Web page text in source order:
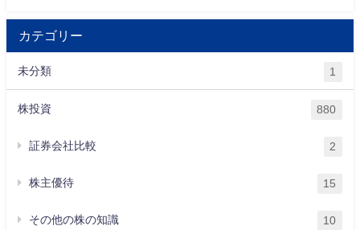
カテゴリー
未分類 1
株投資 880
証券会社比較 2
株主優待 15
その他の株の知識 10